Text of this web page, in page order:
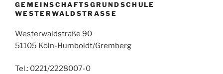
GEMEINSCHAFTSGRUNDSCHULE
WESTERWALDSTRASSE
Westerwaldstraße 90
51105 Köln-Humboldt/Gremberg
Tel.: 0221/2228007-0